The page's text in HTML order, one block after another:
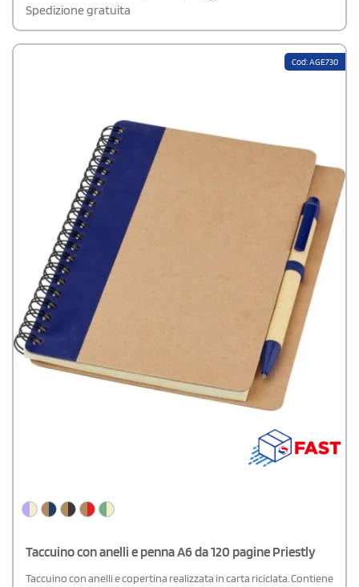
Spedizione gratuita
Cod: AGE730
Taccuino con anelli e penna A6 da 120 pagine Priestly
Taccuino con anelli e copertina realizzata in carta riciclata. Contiene